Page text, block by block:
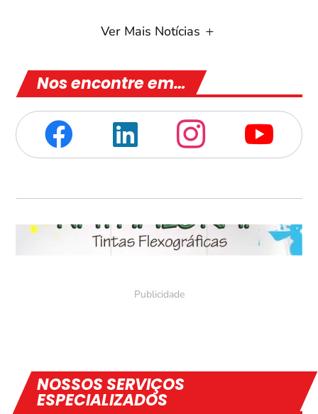
Ver Mais Notícias
Nos encontre em…
   
NOSSOS SERVIÇOS
ESPECIALIZADOS